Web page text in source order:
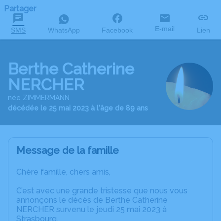
Partager
SMS WhatsApp Facebook E-mail Lien
Berthe Catherine
NERCHER
née ZIMMERMANN
décédée le 25 mai 2023 à l'âge de 89 ans
Message de la famille
Chère famille, chers amis,
C’est avec une grande tristesse que nous vous
annonçons le décès de Berthe Catherine
NERCHER survenu le jeudi 25 mai 2023 à
Strasbourg.